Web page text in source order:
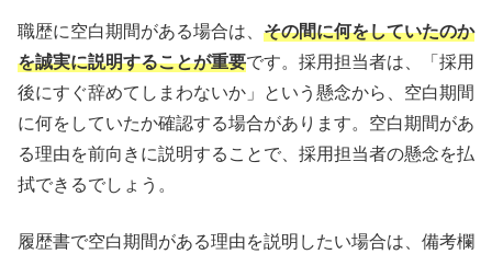
職歴に空白期間がある場合は、 その間に何をしていたのか
を誠実に説明することが重要です。採用担当者は、「採用
後にすぐ辞めてしまわないか」という懸念から、空白期間
に何をしていたか確認する場合があります。空白期間があ
る理由を前向きに説明することで、採用担当者の懸念を払
拭できるでしょう。
履歴書で空白期間がある理由を説明したい場合は、備考欄